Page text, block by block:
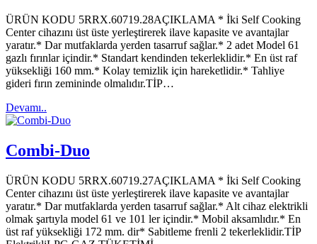
ÜRÜN KODU 5RRX.60719.28AÇIKLAMA * İki Self Cooking
Center cihazını üst üste yerleştirerek ilave kapasite ve avantajlar
yaratır.* Dar mutfaklarda yerden tasarruf sağlar.* 2 adet Model 61
gazlı fırınlar içindir.* Standart kendinden tekerleklidir.* En üst raf
yüksekliği 160 mm.* Kolay temizlik için hareketlidir.* Tahliye
gideri fırın zemininde olmalıdır.TİP…
Devamı..
Combi-Duo
ÜRÜN KODU 5RRX.60719.27AÇIKLAMA * İki Self Cooking
Center cihazını üst üste yerleştirerek ilave kapasite ve avantajlar
yaratır.* Dar mutfaklarda yerden tasarruf sağlar.* Alt cihaz elektrikli
olmak şartıyla model 61 ve 101 ler içindir.* Mobil aksamlıdır.* En
üst raf yüksekliği 172 mm. dir* Sabitleme frenli 2 tekerleklidir.TİP